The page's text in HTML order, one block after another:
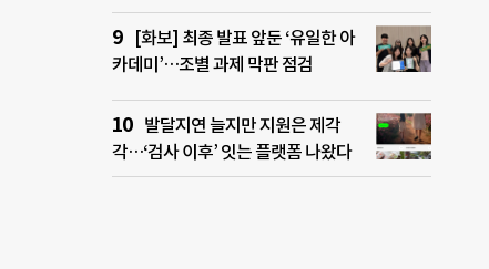
[화보] 최종 발표 앞둔 ‘유일한 아
카데미’…조별 과제 막판 점검
발달지연 늘지만 지원은 제각
각…‘검사 이후’ 잇는 플랫폼 나왔다